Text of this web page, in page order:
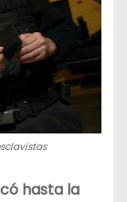
hasta la